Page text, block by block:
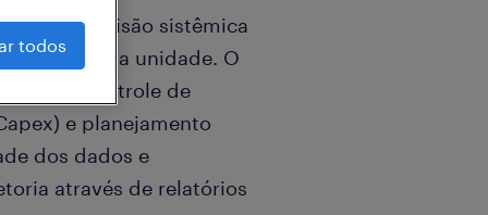
e visão sistêmica
de nossa unidade. O
para o controle de
e planejamento
dos dados e
através de relatórios
todos